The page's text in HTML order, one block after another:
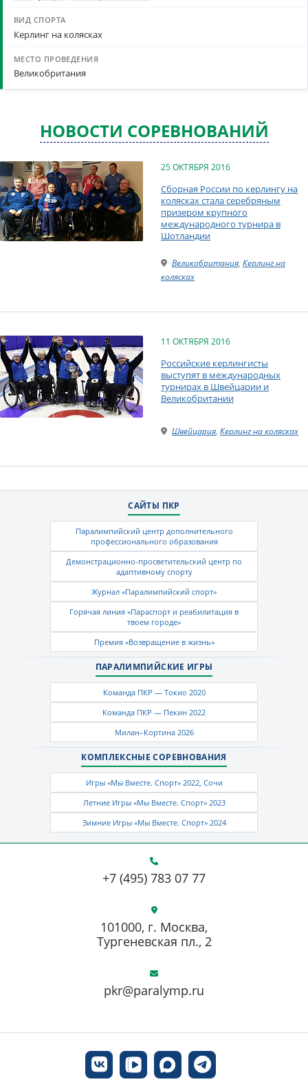
Керлинг на колясках
Великобритания
НОВОСТИ СОРЕВНОВАНИЙ
25 ОКТЯБРЯ 2016
Сборная России по керлингу на
колясках стала серебряным
призером крупного
международного турнира в
Шотландии
Великобритания, Керлинг на
колясках
11 ОКТЯБРЯ 2016
Российские керлингисты
выступят в международных
турнирах в Швейцарии и
Великобритании
Швейцария, Керлинг на колясках
САЙТЫ ПКР
Паралимпийский центр дополнительного
профессионального образования
Демонстрационно-просветительский центр по
адаптивному спорту
Журнал «Паралимпийский спорт»
Горячая линия «Параспорт и реабилитация в
твоем городе»
Премия «Возвращение в жизнь»
ПАРАЛИМПИЙСКИЕ ИГРЫ
Команда ПКР — Токио 2020
Команда ПКР — Пекин 2022
Милан–Кортина 2026
КОМПЛЕКСНЫЕ СОРЕВНОВАНИЯ
Игры «Мы Вместе. Спорт» 2022, Сочи
Летние Игры «Мы Вместе. Спорт» 2023
Зимние Игры «Мы Вместе. Спорт» 2024
+7 (495) 783 07 77
pkr@paralymp.ru
101000, г. Москва,
Тургеневская пл., 2